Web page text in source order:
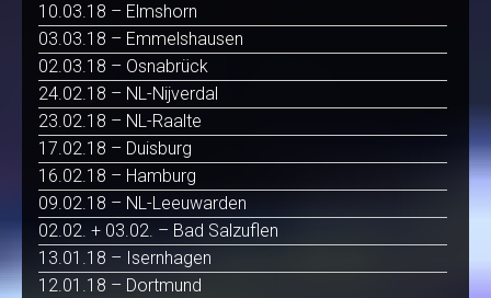
10.03.18 – Elmshorn
03.03.18 – Emmelshausen
02.03.18 – Osnabrück
24.02.18 – NL-Nijverdal
23.02.18 – NL-Raalte
17.02.18 – Duisburg
16.02.18 – Hamburg
09.02.18 – NL-Leeuwarden
02.02. + 03.02. – Bad Salzuflen
13.01.18 – Isernhagen
12.01.18 – Dortmund